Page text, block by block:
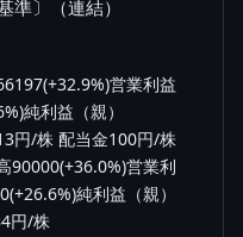
〕（連結）
営業利益
純利益（親）
円/株 配当金100円/株
90000(+36.0%)営業利
純利益（親）
円/株